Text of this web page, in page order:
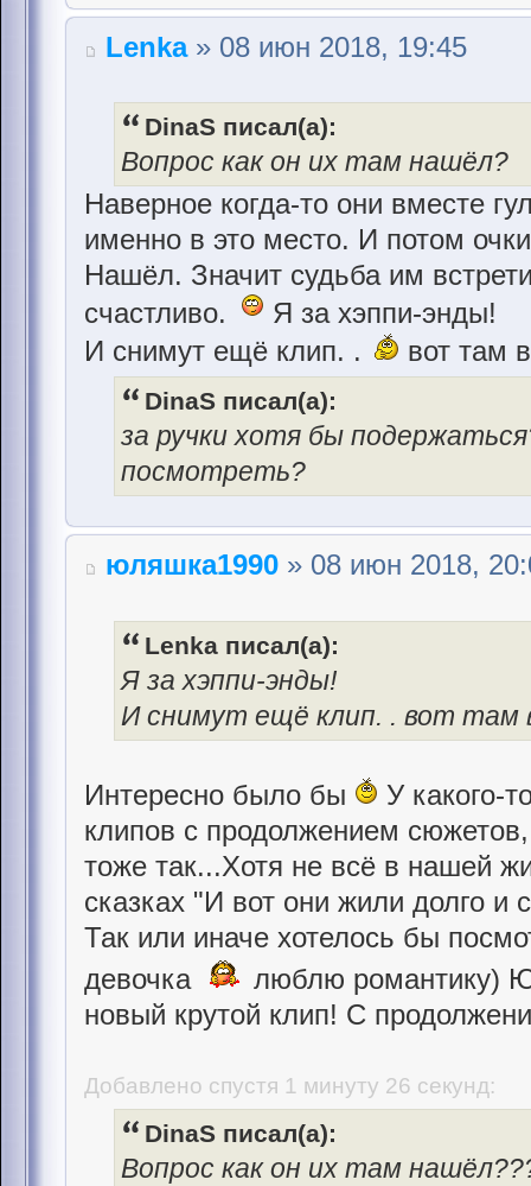
Lenka» 08 июн 2018, 19:45
DinaS писал(а):
Вопрос как он их там нашёл?
Наверное когда-то они вместе
именно в это место. И потом
Нашёл. Значит судьба им
счастливо.
Я за хэппи-энды!
И снимут ещё клип. .
вот там
DinaS писал(а):
за ручки хотя бы
посмотреть?
юляшка1990 » 08 июн 2018,
Lenka писал(а):
Я за хэппи-энды!
И снимут ещё клип. . вот там
Интересно было бы
У какого-
клипов с продолжением
тоже так...Хотя не всё в нашей
сказках "И вот они жили долго и
Так или иначе хотелось бы
девочка
люблю романтику)
новый крутой клип! С
Добавлено спустя 1 минуту 26 секунд:
DinaS писал(а):
Вопрос как он их там